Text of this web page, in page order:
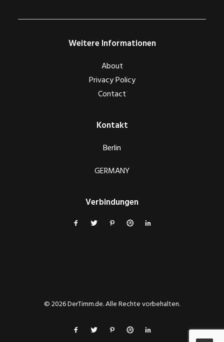
Weitere Informationen
About
Privacy Policy
Contact
Kontakt
Berlin
GERMANY
Verbindungen
© 2026 DerTimm.de. Alle Rechte vorbehalten.